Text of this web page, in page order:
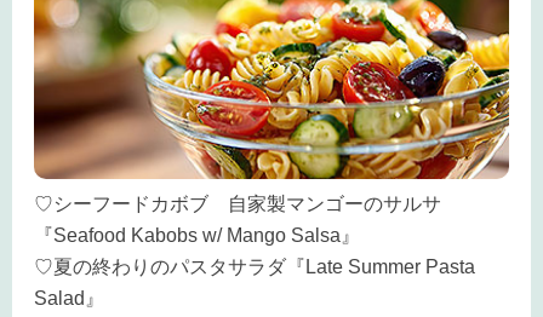
♡シーフードカボブ 自家製マンゴーのサルサ
『Seafood Kabobs w/ Mango Salsa』
♡夏の終わりのパスタサラダ『Late Summer Pasta
Salad』